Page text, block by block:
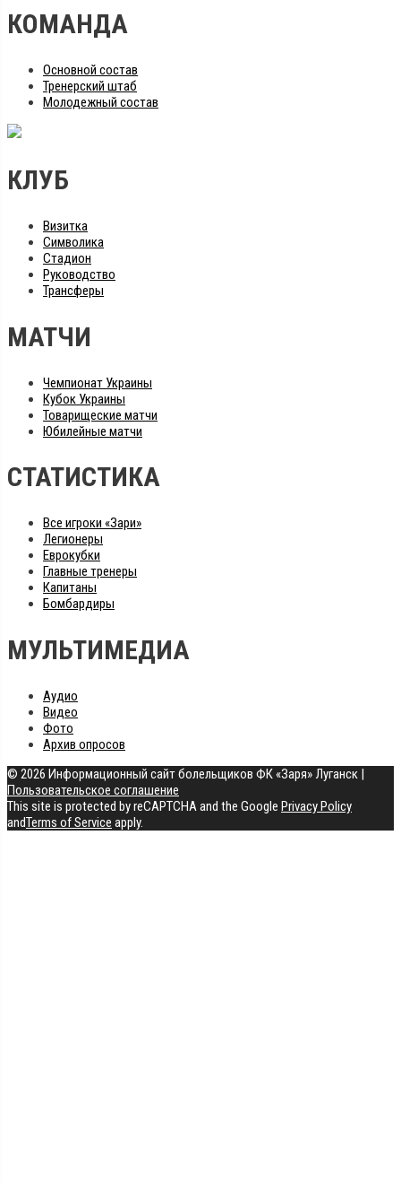
КОМАНДА
Основной состав
Тренерский штаб
Молодежный состав
КЛУБ
Визитка
Символика
Стадион
Руководство
Трансферы
МАТЧИ
Чемпионат Украины
Кубок Украины
Товарищеские матчи
Юбилейные матчи
СТАТИСТИКА
Все игроки «Зари»
Легионеры
Еврокубки
Главные тренеры
Капитаны
Бомбардиры
МУЛЬТИМЕДИА
Аудио
Видео
Фото
Архив опросов
© 2026 Информационный сайт болельщиков ФК «Заря» Луганск |
Пользовательское соглашение
This site is protected by reCAPTCHA and the Google Privacy Policy
andTerms of Service apply.